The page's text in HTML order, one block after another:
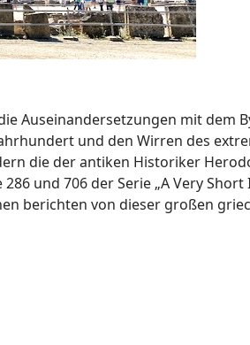
Auseinandersetzungen mit dem
und den Wirren des
die der antiken Historiker
und 706 der Serie „A Very
berichten von dieser großen